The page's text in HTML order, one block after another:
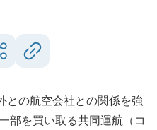
の航空会社との関係を強
部を買い取る共同運航（コ